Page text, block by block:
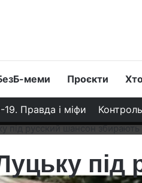
меми Проєкти
19. Правда і міфи
під русский шансон
під